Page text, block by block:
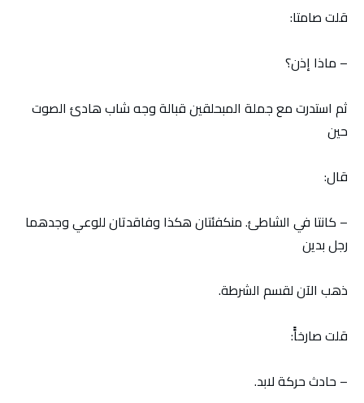
قلت صامتا:
– ماذا إذن؟
ثم استدرت مع جملة المبحلقين قبالة وجه شاب هادئ الصوت
حين
قال:
– كانتا في الشاطئ. منكفئتان هكذا وفاقدتان للوعي وجدهما
رجل بدين
ذهب الآن لقسم الشرطة.
قلت صارخاًً:
– حادث حركة لابد.